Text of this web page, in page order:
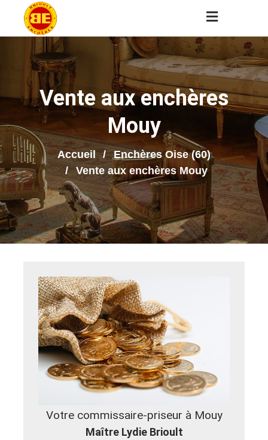
Vente aux enchères
Mouy
Accueil
Enchères Oise (60)
Vente aux enchères Mouy
Votre commissaire-priseur à Mouy
Maître Lydie Brioult